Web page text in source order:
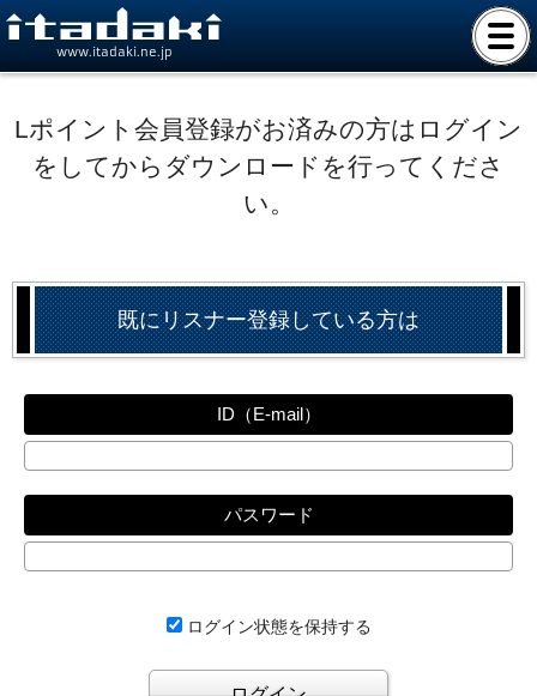
www.itadaki.ne.jp
Lポイント会員登録がお済みの方はログイン
をしてからダウンロードを行ってくださ
い。
既にリスナー登録している方は
ID（E-mail）
パスワード
ログイン状態を保持する